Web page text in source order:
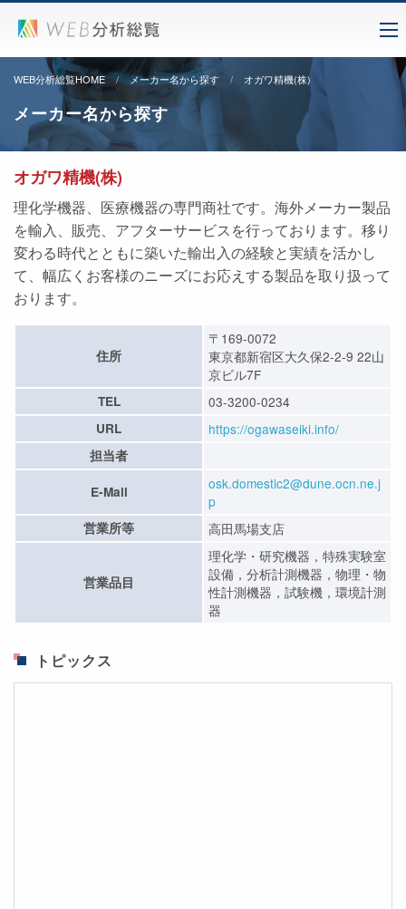
WEB分析総覧HOME メーカー名から探す オガワ精機(株)
メーカー名から探す
オガワ精機(株)
理化学機器、医療機器の専門商社です。海外メーカー製品
を輸入、販売、アフターサービスを行っております。移り
変わる時代とともに築いた輸出入の経験と実績を活かし
て、幅広くお客様のニーズにお応えする製品を取り扱って
おります。
住所
〒169-0072
東京都新宿区大久保2-2-9 22山
京ビル7F
TEL 03-3200-0234
URL https://ogawaseiki.info/
担当者
E-Mail
osk.domestic2@dune.ocn.ne.j
p
営業所等 高田馬場支店
営業品目
理化学・研究機器，特殊実験室
設備，分析計測機器，物理・物
性計測機器，試験機，環境計測
器
トピックス